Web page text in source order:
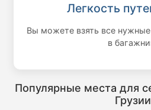
Легкость
Вы можете взять все
в
Популярные места для
Грузии